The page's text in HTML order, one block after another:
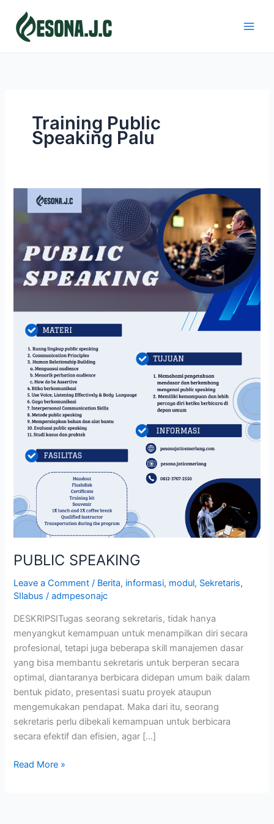
content
Training Public
Speaking Palu
PUBLIC SPEAKING
Leave a Comment / Berita, informasi, modul, Sekretaris,
SIlabus /admpesonajc
DESKRIPSITugas seorang sekretaris, tidak hanya
menyangkut kemampuan untuk menampilkan diri secara
profesional, tetapi juga beberapa skill manajemen dasar
yang bisa membantu sekretaris untuk berperan secara
optimal, diantaranya berbicara didepan umum baik dalam
bentuk pidato, presentasi suatu proyek ataupun
mengemukakan pendapat. Maka dari itu, seorang
sekretaris perlu dibekali kemampuan untuk berbicara
secara efektif dan efisien, agar […]
PUBLIC
SPEAKING
Read More »